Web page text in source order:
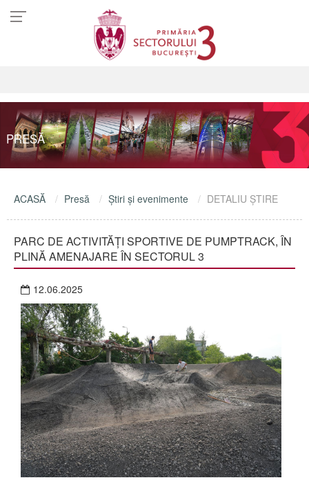
PRESĂ
ACASĂ Presă Ştiri şi evenimente DETALIU ŞTIRE
PARC DE ACTIVITĂȚI SPORTIVE DE PUMPTRACK, ÎN
PLINĂ AMENAJARE ÎN SECTORUL 3
12.06.2025